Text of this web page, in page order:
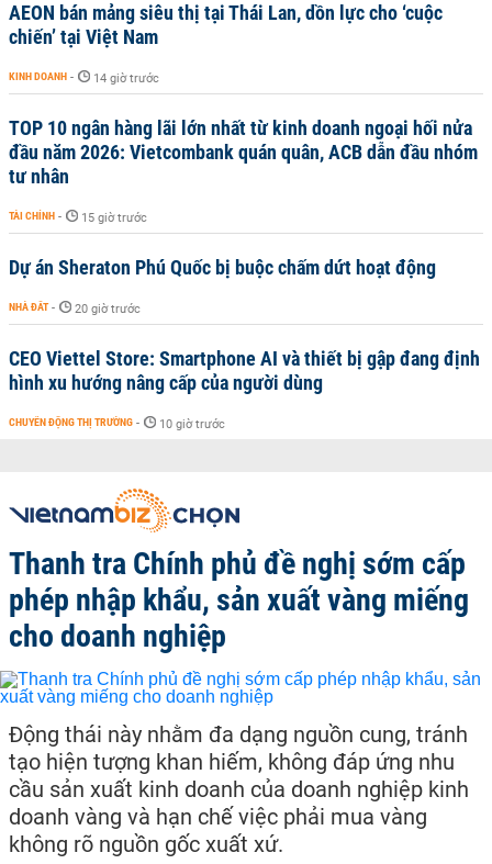
AEON bán mảng siêu thị tại Thái Lan, dồn lực cho ‘cuộc
chiến’ tại Việt Nam
KINH DOANH - 14 giờ trước
TOP 10 ngân hàng lãi lớn nhất từ kinh doanh ngoại hối nửa
đầu năm 2026: Vietcombank quán quân, ACB dẫn đầu nhóm
tư nhân
TÀI CHÍNH - 15 giờ trước
Dự án Sheraton Phú Quốc bị buộc chấm dứt hoạt động
NHÀ ĐẤT - 20 giờ trước
CEO Viettel Store: Smartphone AI và thiết bị gập đang định
hình xu hướng nâng cấp của người dùng
CHUYỂN ĐỘNG THỊ TRƯỜNG - 10 giờ trước
Thanh tra Chính phủ đề nghị sớm cấp
phép nhập khẩu, sản xuất vàng miếng
cho doanh nghiệp
Động thái này nhằm đa dạng nguồn cung, tránh
tạo hiện tượng khan hiếm, không đáp ứng nhu
cầu sản xuất kinh doanh của doanh nghiệp kinh
doanh vàng và hạn chế việc phải mua vàng
không rõ nguồn gốc xuất xứ.